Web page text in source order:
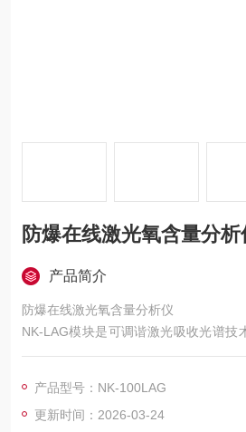
防爆在线激光氧含量分析
产品简介
防爆在线激光氧含量分析仪
NK-LAG模块是可调谐激光吸收光谱技
低温漂系列气体分析模块， 通过多次
考验，可适应严酷的现场环境，适用于
场所。
产品型号：NK-100LAG
更新时间：2026-03-24